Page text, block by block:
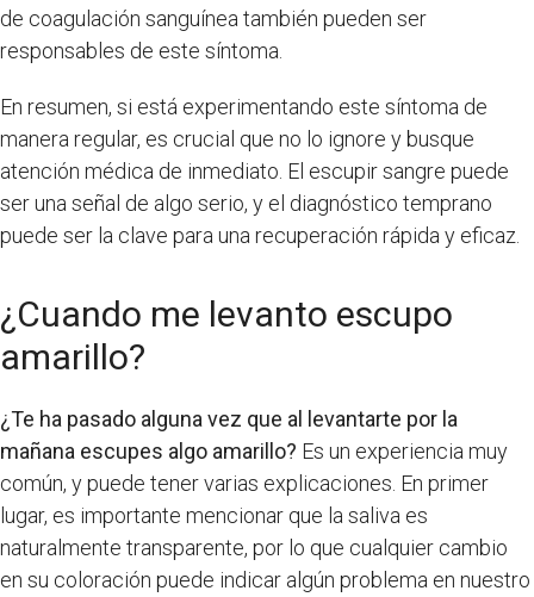
de coagulación sanguínea también pueden ser
responsables de este síntoma.
En resumen, si está experimentando este síntoma de
manera regular, es crucial que no lo ignore y busque
atención médica de inmediato. El escupir sangre puede
ser una señal de algo serio, y el diagnóstico temprano
puede ser la clave para una recuperación rápida y eficaz.
¿Cuando me levanto escupo
amarillo?
¿Te ha pasado alguna vez que al levantarte por la
mañana escupes algo amarillo? Es un experiencia muy
común, y puede tener varias explicaciones. En primer
lugar, es importante mencionar que la saliva es
naturalmente transparente, por lo que cualquier cambio
en su coloración puede indicar algún problema en nuestro